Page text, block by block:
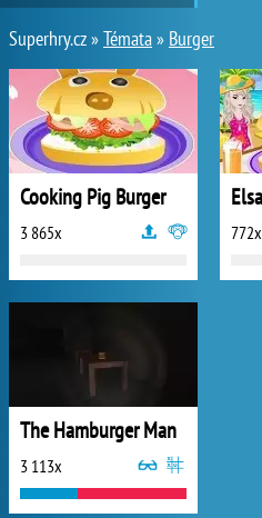
Superhry.cz »Témata» Burger
Cooking Pig Burger
3 865x 772x
The Hamburger Man
3 113x